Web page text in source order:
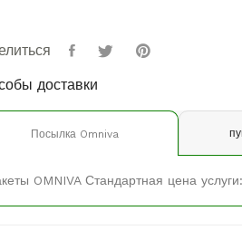
доставки
Посылка Omniva
OMNIVA Стандартная цена